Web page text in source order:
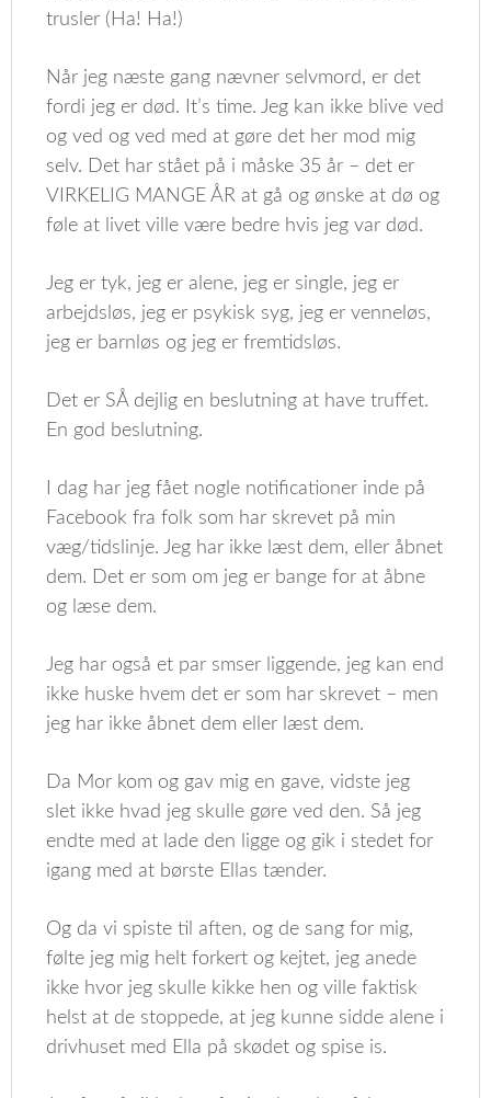
trusler (Ha! Ha!)
Når jeg næste gang nævner selvmord, er det
fordi jeg er død. It’s time. Jeg kan ikke blive ved
og ved og ved med at gøre det her mod mig
selv. Det har stået på i måske 35 år – det er
VIRKELIG MANGE ÅR at gå og ønske at dø og
føle at livet ville være bedre hvis jeg var død.
Jeg er tyk, jeg er alene, jeg er single, jeg er
arbejdsløs, jeg er psykisk syg, jeg er venneløs,
jeg er barnløs og jeg er fremtidsløs.
Det er SÅ dejlig en beslutning at have truffet.
En god beslutning.
I dag har jeg fået nogle notificationer inde på
Facebook fra folk som har skrevet på min
væg/tidslinje. Jeg har ikke læst dem, eller åbnet
dem. Det er som om jeg er bange for at åbne
og læse dem.
Jeg har også et par smser liggende, jeg kan end
ikke huske hvem det er som har skrevet – men
jeg har ikke åbnet dem eller læst dem.
Da Mor kom og gav mig en gave, vidste jeg
slet ikke hvad jeg skulle gøre ved den. Så jeg
endte med at lade den ligge og gik i stedet for
igang med at børste Ellas tænder.
Og da vi spiste til aften, og de sang for mig,
følte jeg mig helt forkert og kejtet, jeg anede
ikke hvor jeg skulle kikke hen og ville faktisk
helst at de stoppede, at jeg kunne sidde alene i
drivhuset med Ella på skødet og spise is.